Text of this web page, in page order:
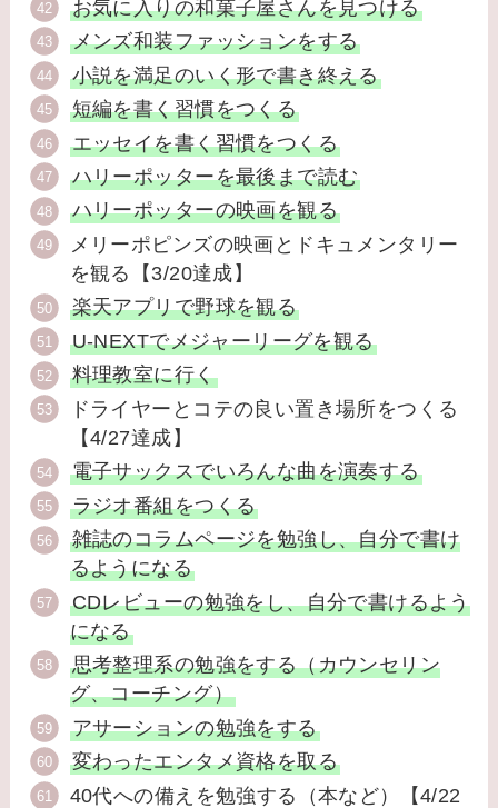
お気に入りの和菓子屋さんを見つける
メンズ和装ファッションをする
小説を満足のいく形で書き終える
短編を書く習慣をつくる
エッセイを書く習慣をつくる
ハリーポッターを最後まで読む
ハリーポッターの映画を観る
メリーポピンズの映画とドキュメンタリー
を観る【3/20達成】
楽天アプリで野球を観る
U-NEXTでメジャーリーグを観る
料理教室に行く
ドライヤーとコテの良い置き場所をつくる
【4/27達成】
電子サックスでいろんな曲を演奏する
ラジオ番組をつくる
雑誌のコラムページを勉強し、自分で書け
るようになる
CDレビューの勉強をし、自分で書けるよう
になる
思考整理系の勉強をする（カウンセリン
グ、コーチング）
アサーションの勉強をする
変わったエンタメ資格を取る
40代への備えを勉強する（本など）【4/22